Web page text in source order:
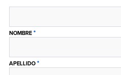
NOMBRE *
APELLIDO *